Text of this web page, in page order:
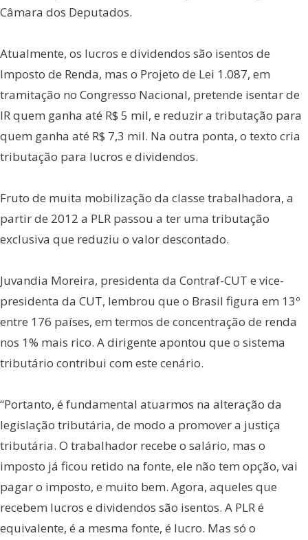
Câmara dos Deputados.
Atualmente, os lucros e dividendos são isentos de
Imposto de Renda, mas o Projeto de Lei 1.087, em
tramitação no Congresso Nacional, pretende isentar de
IR quem ganha até R$ 5 mil, e reduzir a tributação para
quem ganha até R$ 7,3 mil. Na outra ponta, o texto cria
tributação para lucros e dividendos.
Fruto de muita mobilização da classe trabalhadora, a
partir de 2012 a PLR passou a ter uma tributação
exclusiva que reduziu o valor descontado.
Juvandia Moreira, presidenta da Contraf-CUT e vice-
presidenta da CUT, lembrou que o Brasil figura em 13º
entre 176 países, em termos de concentração de renda
nos 1% mais rico. A dirigente apontou que o sistema
tributário contribui com este cenário.
“Portanto, é fundamental atuarmos na alteração da
legislação tributária, de modo a promover a justiça
tributária. O trabalhador recebe o salário, mas o
imposto já ficou retido na fonte, ele não tem opção, vai
pagar o imposto, e muito bem. Agora, aqueles que
recebem lucros e dividendos são isentos. A PLR é
equivalente, é a mesma fonte, é lucro. Mas só o